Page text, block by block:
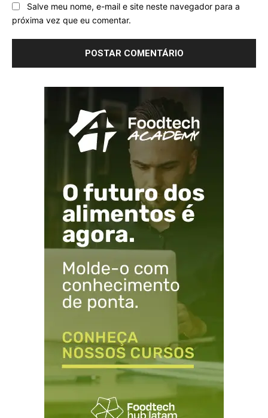
Salve meu nome, e-mail e site neste navegador para a
próxima vez que eu comentar.